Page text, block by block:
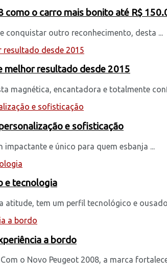
como o carro mais bonito até R$
conquistar outro reconhecimento, desta ...
melhor resultado desde 2015
magnética, encantadora e totalmente
e sofisticação
e único para quem esbanja ...
e tecnologia
atitude, tem um perfil tecnológico e
a bordo
o Novo Peugeot 2008, a marca